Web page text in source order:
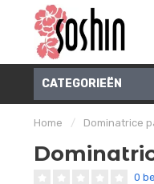
CATEGORIEËN
Home / Dominatrice
0